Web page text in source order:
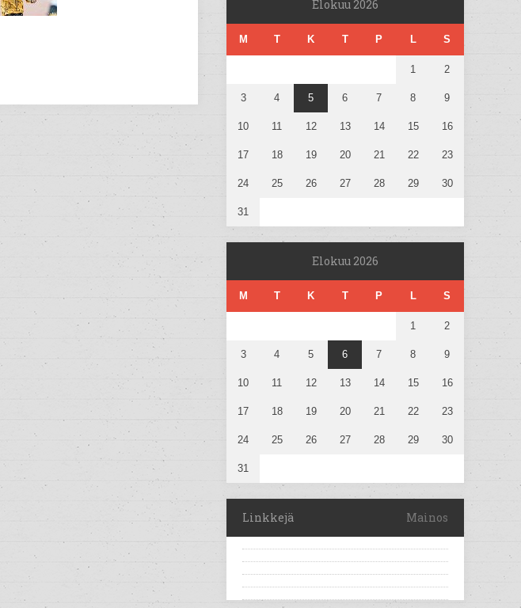
Elokuu 2026
M T K T P L S
1 2
3 4 5 6 7 8 9
10 11 12 13 14 15 16
17 18 19 20 21 22 23
24 25 26 27 28 29 30
31
Elokuu 2026
M T K T P L S
1 2
3 4 5 6 7 8 9
10 11 12 13 14 15 16
17 18 19 20 21 22 23
24 25 26 27 28 29 30
31
Linkkejä Mainos